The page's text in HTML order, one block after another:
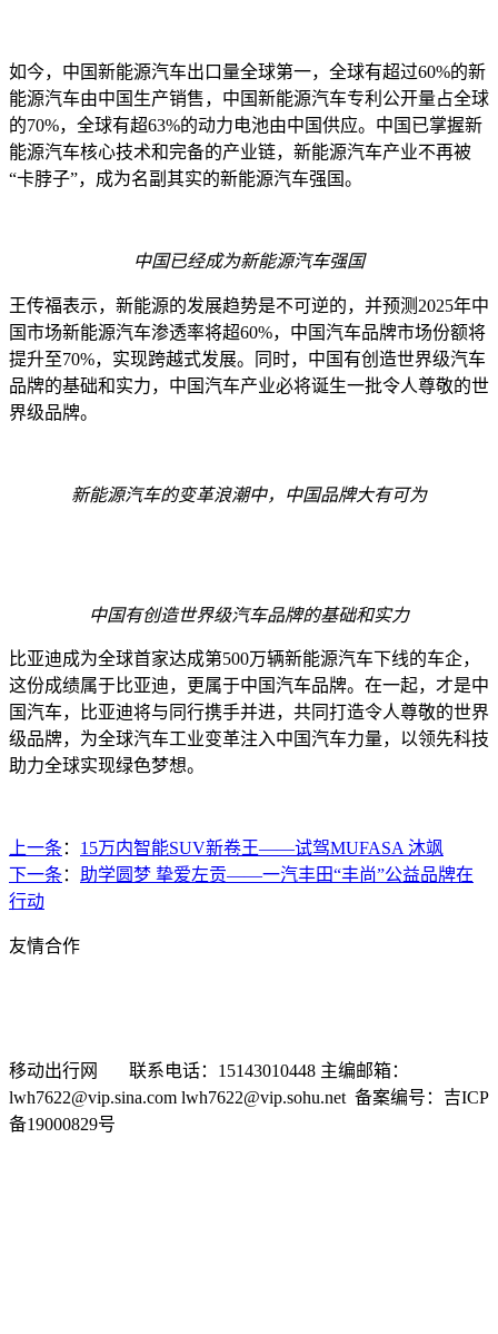
如今，中国新能源汽车出口量全球第一， 全球有超过60%的新
能源汽车由中国生产销售，中国新能源汽车专利公开量占全球
的70%，全球有超63%的动力电池由中国供应。 中国已掌握新
能源汽车核心技术和完备的产业链，新能源汽车产业不再被
“卡脖子”， 成为名副其实的新能源汽车强国。
中国已经成为新能源汽车强国
王传福表示，新能源的发展趋势是不可逆的， 并预测 2025年中
国市场新能源汽车渗透率将超60%，中国汽车品牌市场份额将
提升至70%，实现跨越式发展。 同时， 中国有创造世界级汽车
品牌的基础和实力，中国汽车产业必将诞生一批令人尊敬的世
界级品牌。
新能源汽车的变革浪潮中， 中国品牌大有可为
中国有创造世界级汽车品牌的基础和实力
比亚迪成为全球首家达成第500万辆新能源汽车下线的车企，
这份成绩属于比亚迪，更属于中国汽车品牌。 在一起， 才是中
国汽车，比亚迪将与同行携手并进，共同打造令人尊敬的世界
级品牌，为全球汽车工业变革注入中国汽车力量， 以领先科技
助力全球实现绿色梦想。
上一条 ： 15万内智能SUV新卷王——试驾MUFASA 沐飒
下一条 ： 助学圆梦 挚爱左贡——一汽丰田“丰尚”公益品牌在
行动
友情合作
移动出行网 联系电话：15143010448 主编邮箱：
lwh7622@vip.sina.com lwh7622@vip.sohu.net 备案编号：吉ICP
备19000829号